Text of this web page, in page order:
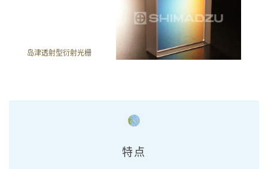
岛津透射型衍射光栅
特点